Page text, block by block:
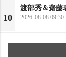
10
渡部秀＆齋藤
2026-08-08 09:30